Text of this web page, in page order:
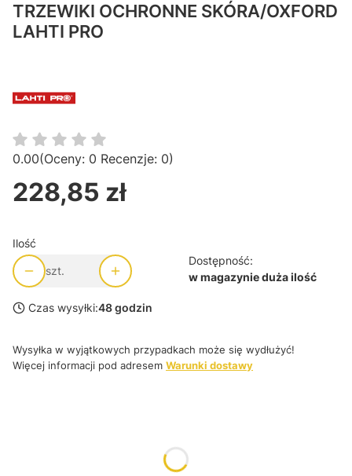
TRZEWIKI OCHRONNE SKÓRA/OXFORD
LAHTI PRO
0.00(Oceny: 0 Recenzje: 0)
Cena
228,85 zł
Ilość
szt.
Dostępność:
w magazynie duża ilość
Czas wysyłki:48 godzin
Wysyłka w wyjątkowych przypadkach może się wydłużyć!
Więcej informacji pod adresem Warunki dostawy